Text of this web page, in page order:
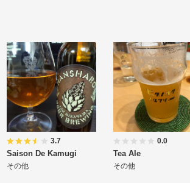
3.7
Saison De Kamugi
その他
0.0
Tea Ale
その他